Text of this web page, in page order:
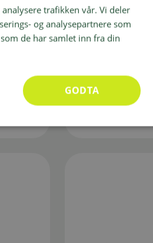
av
Sedum-
for bruk i
trafikken vår. Vi deler
og analysepartnere som
de har samlet inn fra din
GODTA